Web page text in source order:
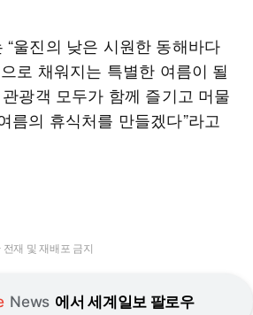
울진의 낮은 시원한 동해바다
로 채워지는 특별한 여름이 될
관광객 모두가 함께 즐기고 머물
름의 휴식처를 만들겠다”라고
재 및 재배포 금지
News 에서 세계일보 팔로우